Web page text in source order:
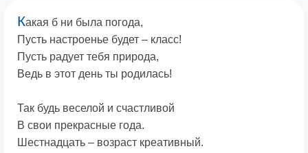
Какая б ни была погода,
Пусть настроенье будет – класс!
Пусть радует тебя природа,
Ведь в этот день ты родилась!
Так будь веселой и счастливой
В свои прекрасные года.
Шестнадцать – возраст креативный.